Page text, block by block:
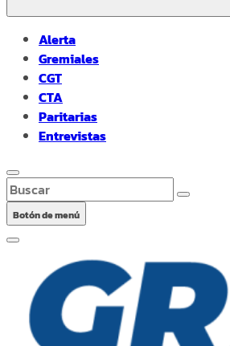
Alerta
Gremiales
CGT
CTA
Paritarias
Entrevistas
Buscar
Botón de menú